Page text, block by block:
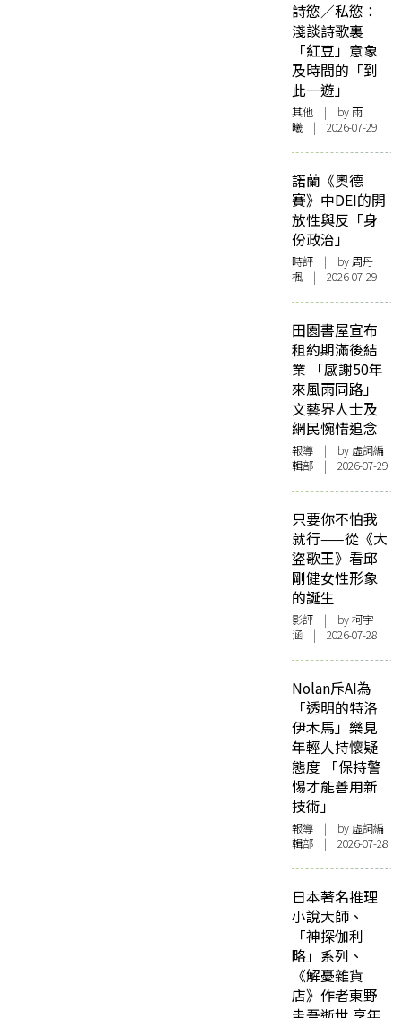
詩慾／私慾：
淺談詩歌裏
「紅豆」意象
及時間的「到
此一遊」
其他 | by 雨
曦 | 2026-07-29
諾蘭《奧德
賽》中DEI的開
放性與反「身
份政治」
時評 | by周丹
楓 | 2026-07-29
田園書屋宣布
租約期滿後結
業 「感謝50年
來風雨同路」
文藝界人士及
網民惋惜追念
報導 | by 虛詞編
輯部 | 2026-07-29
只要你不怕我
就行——從《大
盜歌王》看邱
剛健女性形象
的誕生
影評 | by 柯宇
涵 | 2026-07-28
Nolan斥AI為
「透明的特洛
伊木馬」樂見
年輕人持懷疑
態度 「保持警
惕才能善用新
技術」
報導 | by 虛詞編
輯部 | 2026-07-28
日本著名推理
小說大師、
「神探伽利
略」系列、
《解憂雜貨
店》作者東野